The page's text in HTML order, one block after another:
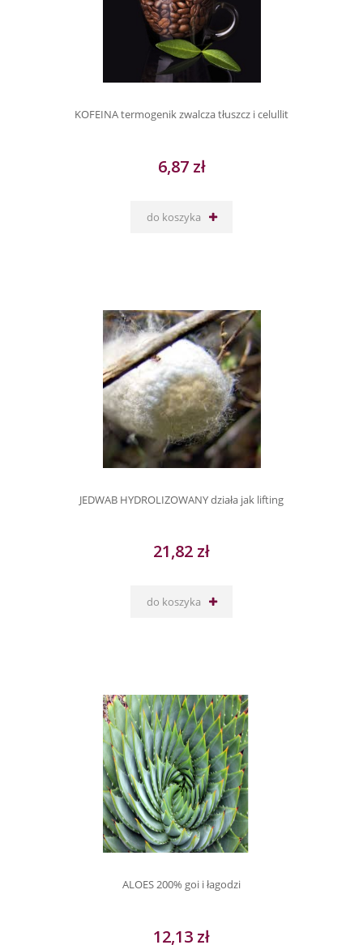
KOFEINA termogenik zwalcza tłuszcz i celullit
6,87 zł
do koszyka
JEDWAB HYDROLIZOWANY działa jak lifting
21,82 zł
do koszyka
ALOES 200% goi i łagodzi
12,13 zł